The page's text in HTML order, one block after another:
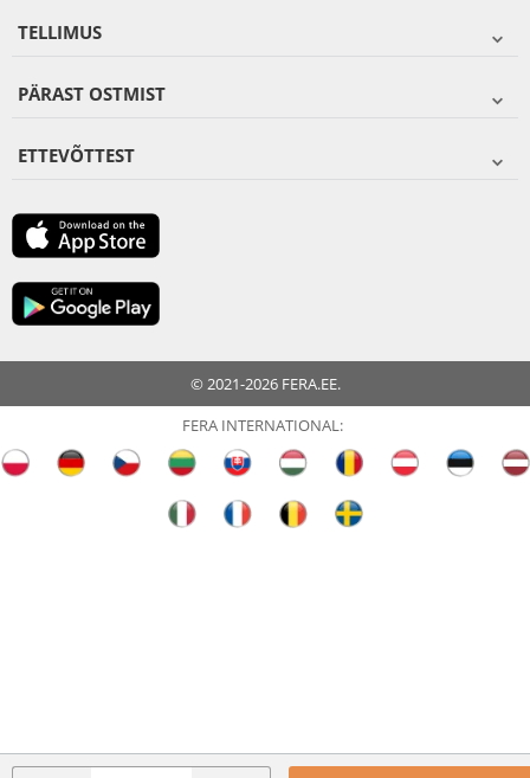
TELLIMUS
PÄRAST OSTMIST
ETTEVÕTTEST
© 2021-2026 FERA.EE.
FERA INTERNATIONAL: